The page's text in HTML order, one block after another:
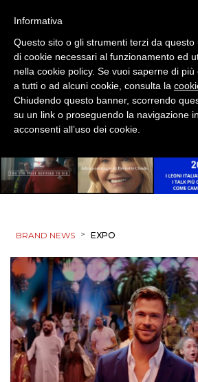
BRAND NEWS > EXPO
Informativa
Questo sito o gli strumenti terzi da questo
di cookie necessari al funzionamento ed
nella cookie policy. Se vuoi saperne di
a tutti o ad alcuni cookie, consulta la
Chiudendo questo banner, scorrendo
su un link o proseguendo la navigazione
acconsenti all’uso dei cookie.